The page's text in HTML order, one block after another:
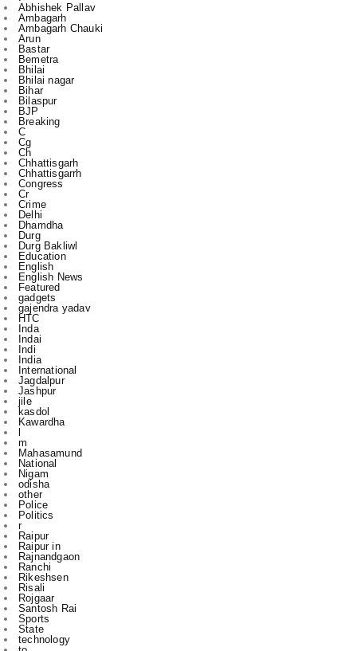
Abhishek Pallav
Ambagarh
Ambagarh Chauki
Arun
Bastar
Bemetra
Bhilai
Bhilai nagar
Bihar
Bilaspur
BJP
Breaking
C
Cg
Ch
Chhattisgarh
Chhattisgarrh
Congress
Cr
Crime
Delhi
Dhamdha
Durg
Durg Bakliwl
Education
English
English News
Featured
gadgets
gajendra yadav
HTC
Inda
Indai
Indi
India
International
Jagdalpur
Jashpur
jile
kasdol
Kawardha
l
m
Mahasamund
National
Nigam
odisha
other
Police
Politics
r
Raipur
Raipur in
Rajnandgaon
Ranchi
Rikeshsen
Risali
Rojgaar
Santosh Rai
Sports
State
technology